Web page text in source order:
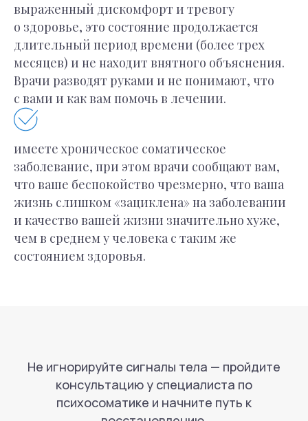
выраженный дискомфорт и тревогу
о здоровье, это состояние продолжается
длительный период времени (более трех
месяцев) и не находит внятного объяснения.
Врачи разводят руками и не понимают, что
с вами и как вам помочь в лечении.
имеете хроническое соматическое
заболевание, при этом врачи сообщают вам,
что ваше беспокойство чрезмерно, что ваша
жизнь слишком «зациклена» на заболевании
и качество вашей жизни значительно хуже,
чем в среднем у человека с таким же
состоянием здоровья.
Не игнорируйте сигналы тела — пройдите
консультацию у специалиста по
психосоматике и начните путь к